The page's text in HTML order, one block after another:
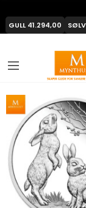
GULL41.294,00 SØLV